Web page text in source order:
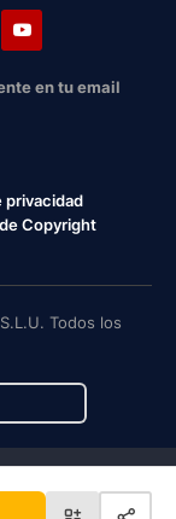
en tu email
privacidad
Copyright
Todos los